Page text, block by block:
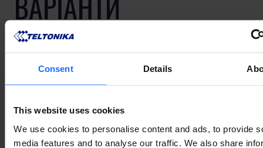
Consent Details
This website uses cookies
We use cookies to personalise content and ads, to provide
media features and to analyse our traffic. We also share
ВИКОРИСТАННЯ
See how Teltonika Networks products empower IoT
solutions across multiple industries!